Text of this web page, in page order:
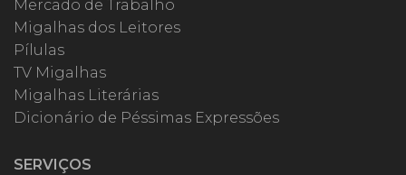
Mercado de Trabalho
Migalhas dos Leitores
Pílulas
TV Migalhas
Migalhas Literárias
Dicionário de Péssimas Expressões
SERVIÇOS